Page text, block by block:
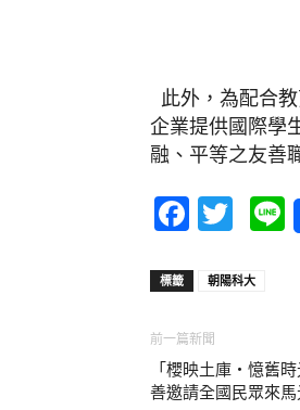
此外，為配合
企業提供國際學
融、平等之友善
標籤 朝陽科大
前一篇新聞
「櫻映土庫・憶舊
善邀請全國民眾來